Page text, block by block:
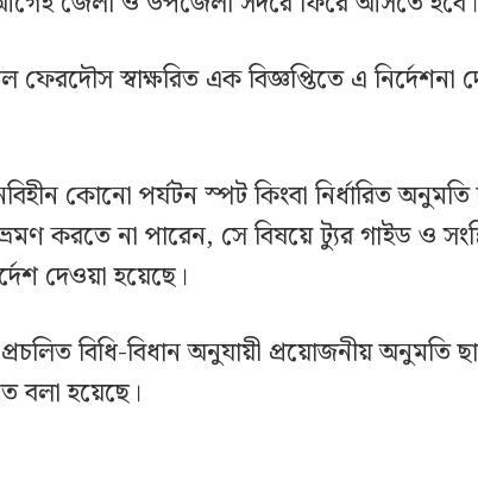
ফেরদৌস স্বাক্ষরিত এক বিজ্ঞপ্তিতে এ নির্দেশনা
কোনো পর্যটন স্পট কিংবা নির্ধারিত অনুমতি
করতে না পারেন, সে বিষয়ে ট্যুর গাইড ও
দেওয়া হয়েছে।
বিধি-বিধান অনুযায়ী প্রয়োজনীয় অনুমতি
বলা হয়েছে।